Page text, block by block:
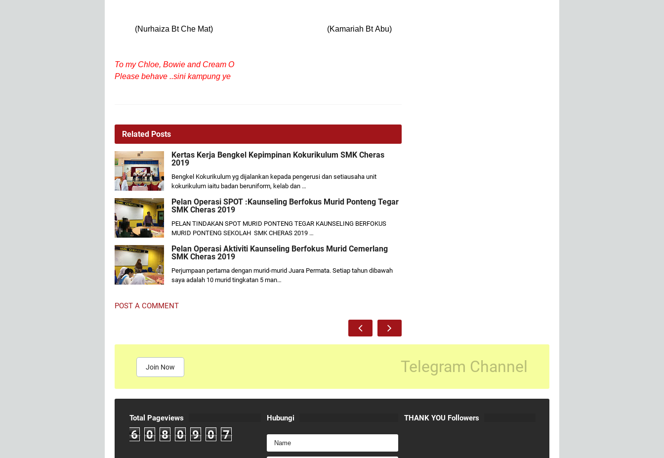
(Nurhaiza Bt Che Mat) (Kamariah Bt Abu)
To my Chloe, Bowie and Cream O
Please behave ..sini kampung ye
Related Posts
Kertas Kerja Bengkel Kepimpinan Kokurikulum SMK Cheras
2019
Bengkel Kokurikulum yg dijalankan kepada pengerusi dan setiausaha unit
kokurikulum iaitu badan beruniform, kelab dan …
Pelan Operasi SPOT :Kaunseling Berfokus Murid Ponteng Tegar
SMK Cheras 2019
PELAN TINDAKAN SPOT MURID PONTENG TEGAR KAUNSELING BERFOKUS
MURID PONTENG SEKOLAH SMK CHERAS 2019 …
Pelan Operasi Aktiviti Kaunseling Berfokus Murid Cemerlang
SMK Cheras 2019
Perjumpaan pertama dengan murid-murid Juara Permata. Setiap tahun dibawah
saya adalah 10 murid tingkatan 5 man…
POST A COMMENT
Join Now Telegram Channel
Total Pageviews
6 0 8 0 9 0 7
Hubungi THANK YOU Followers